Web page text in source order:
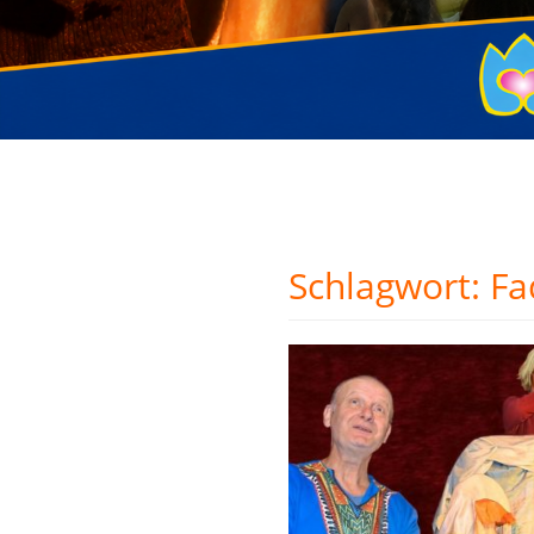
Schlagwort: